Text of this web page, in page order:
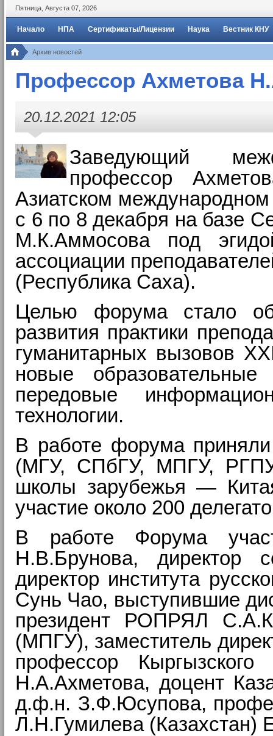
Пятница Августа 07 2026
Начало НПА Сертификаты/Лицензии Наука Вестник КНУ
Архив новостей
Профессор Ахметова
20.12.2021 12:05
Заведующий
профессор
Азиатском
с 6 по 8 декабря на базе
М.К.Аммосова под
ассоциации
(Республика Саха).
Целью форума стало
развития практики
гуманитарных вызовов
новые
передовые
технологии.
В работе форума приняли
(МГУ, СПбГУ, МПГУ,
школы зарубежья —
участие около 200
В работе Форума
Н.В.Брунова, директор
директор института
Сунь Чао, выступившие
президент РОПРЯЛ
(МПГУ), заместитель
профессор
Н.А.Ахметова, доцент
д.ф.н. З.Ф.Юсупова,
Л.Н.Гумилева (Казахстан)